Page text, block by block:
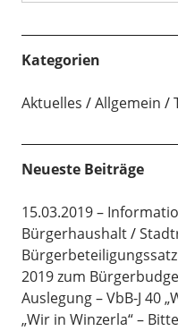
Kategorien
Aktuelles Allgemein
Neueste Beiträge
15.03.2019 –
Bürgerhaushalt
2019 zum
Auslegung – VbB-J 40
„Wir in Winzerla“ –